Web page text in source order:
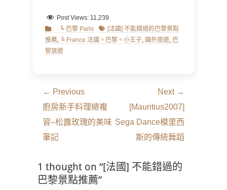
Post Views: 11,239
Categories
╚ 巴黎 Paris Tags[法國] 不能錯過的巴黎景點
推薦, ╚ France 法國。巴黎。小王子, 國外旅遊, 巴
黎旅遊
文
章
導
覽
← Previous
Previous
post:
廚房新手料理總複
習–松露玫瑰的美味
筆記
Next →
post:
[Mauritius2007]
Sega Dance模里西
斯的傳統舞蹈
1 thought on “[法國] 不能錯過的
巴黎景點推薦”